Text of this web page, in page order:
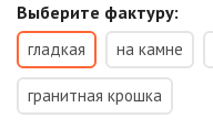
Выберите фактуру:
гладкая на камне
гранитная крошка